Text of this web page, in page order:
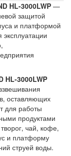
HL-3000LWP —
защитой
и платформой
3000LWP
оставляющих
для работы
продуктами
чай, кофе,
и платформу
струей воды.